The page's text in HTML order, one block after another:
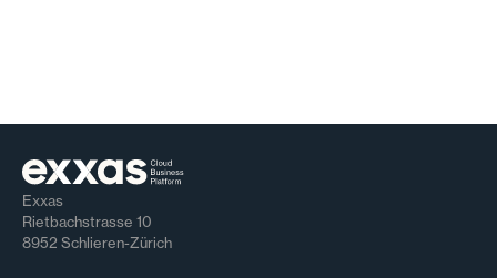
Exxas
Rietbachstrasse 10
8952 Schlieren-Zürich